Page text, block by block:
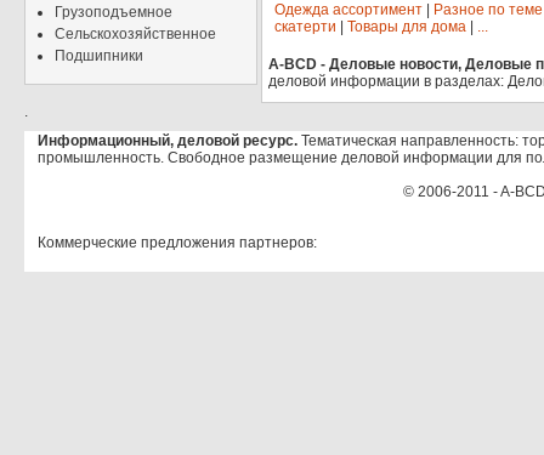
Грузоподъемное
Сельскохозяйственное
Подшипники
Одежда ассортимент
Разное по теме
скатерти
Товары для дома ...
A-BCD - Деловые новости, Деловые
деловой информации в разделах:
.
Информационный, деловой ресурс. Тематическая направленность:
промышленность. Свободное размещение деловой информации для
© 2006-2011 - A-
Коммерческие предложения партнеров: